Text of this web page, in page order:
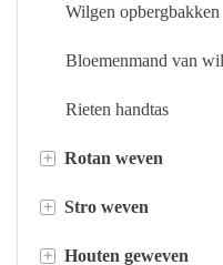
Wilgen opbergbakken
Bloemenmand van
Rieten handtas
+ Rotan weven
Rotan opbergmand
Rotan dienblad
+ Stro weven
Plantenpot van stro
+ Houten geweven